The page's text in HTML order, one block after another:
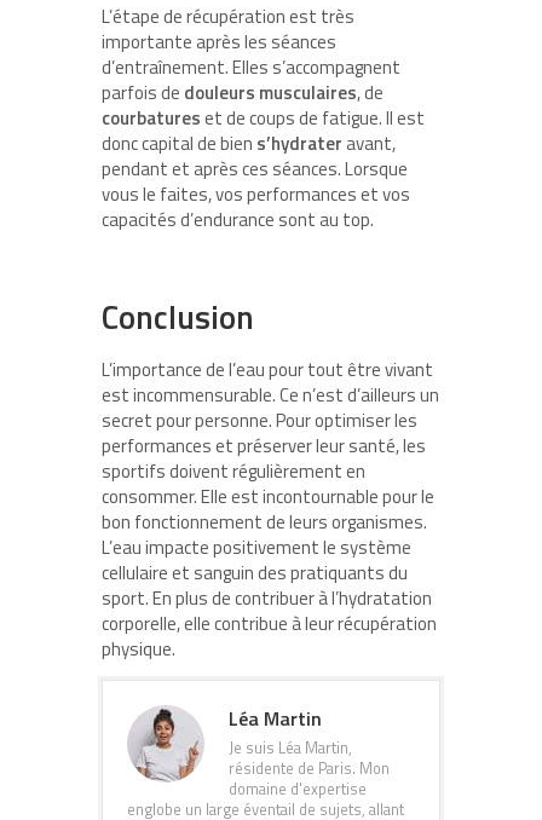
L’étape de récupération est très
importante après les séances
d’entraînement. Elles s’accompagnent
parfois de douleurs musculaires, de
courbatureset de coups de fatigue. Il est
donc capital de bien s’hydrater avant,
pendant et après ces séances. Lorsque
vous le faites, vos performances et vos
capacités d’endurance sont au top.
Conclusion
L’importance de l’eau pour tout être vivant
est incommensurable. Ce n’est d’ailleurs un
secret pour personne. Pour optimiser les
performances et préserver leur santé, les
sportifs doivent régulièrement en
consommer. Elle est incontournable pour le
bon fonctionnement de leurs organismes.
L’eau impacte positivement le système
cellulaire et sanguin des pratiquants du
sport. En plus de contribuer à l’hydratation
corporelle, elle contribue à leur récupération
physique.
Léa Martin
Je suis Léa Martin,
résidente de Paris. Mon
domaine d'expertise
englobe un large éventail de sujets, allant